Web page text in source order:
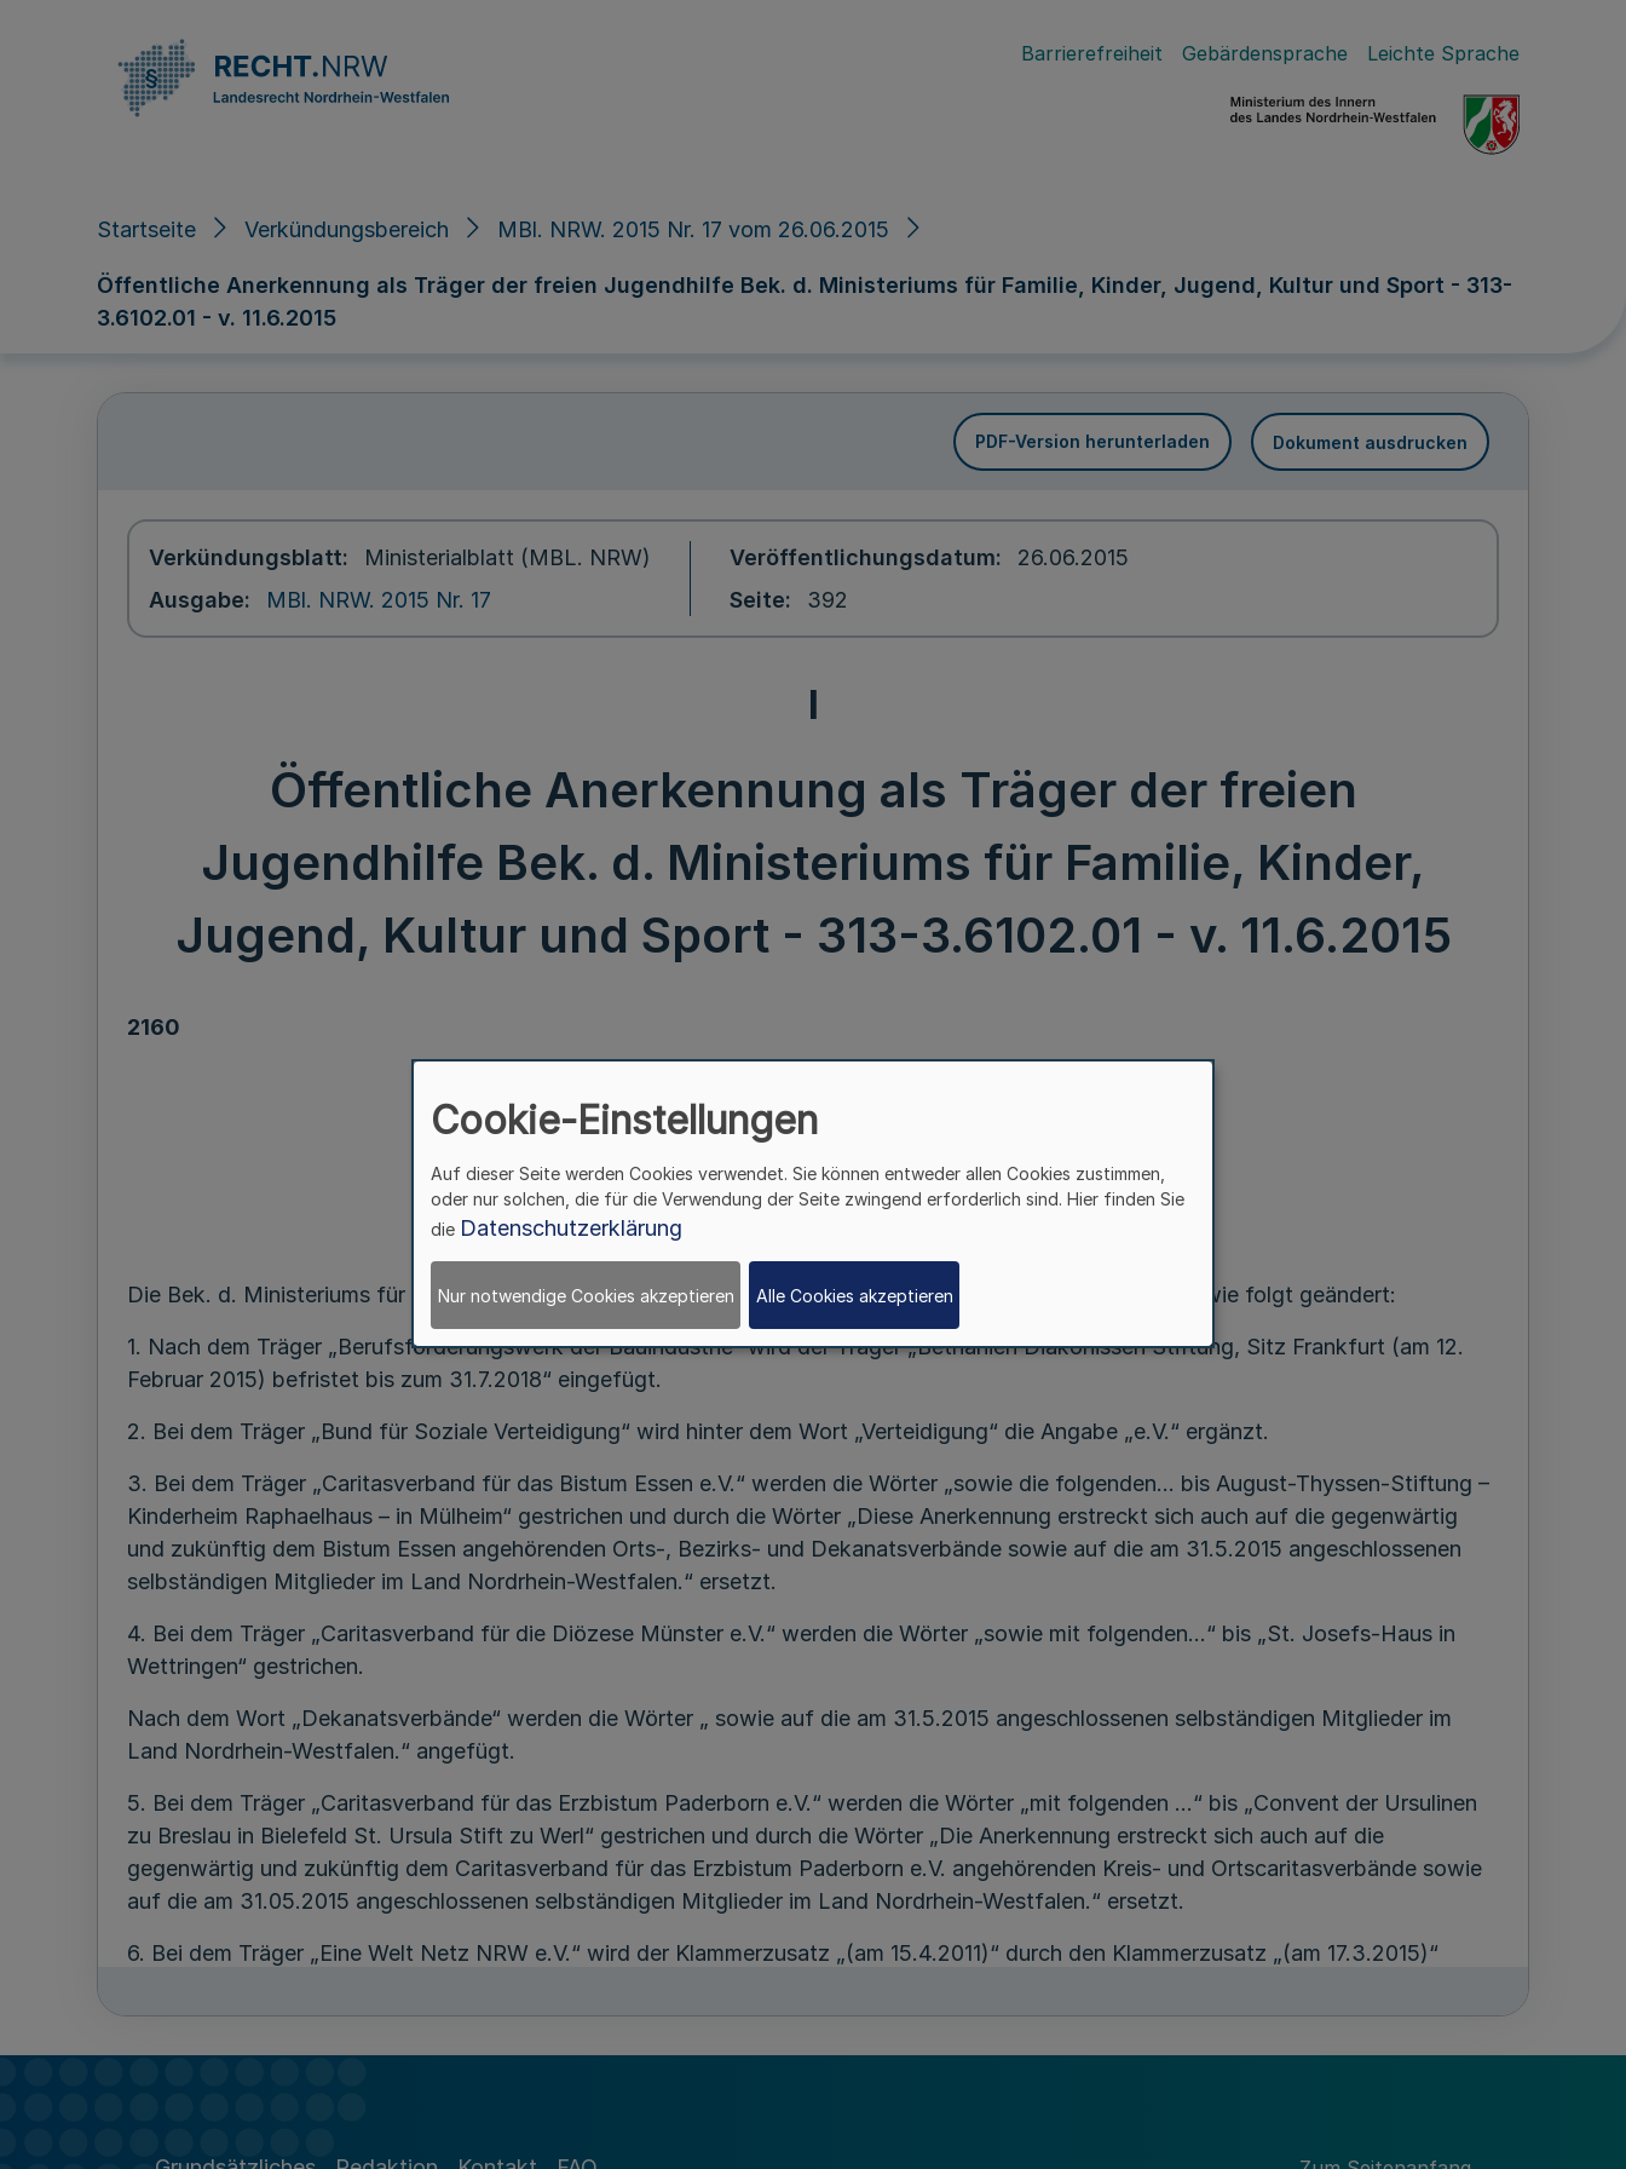
Barrierefreiheit Gebärdensprache Leichte Sprache
Startseite Verkündungsbereich MBl. NRW. 2015 Nr. 17 vom 26.06.2015
Öffentliche Anerkennung als Träger der freien Jugendhilfe Bek. d. Ministeriums für Familie, Kinder, Jugend, Kultur und Sport - 313-
3.6102.01 - v. 11.6.2015
PDF-Version herunterladen Dokument ausdrucken
Verkündungsblatt
Ministerialblatt (MBL. NRW)
Ausgabe
MBl. NRW. 2015 Nr. 17
Veröffentlichungsdatum
26.06.2015
Seite
392
I
Öffentliche Anerkennung als Träger der freien
Jugendhilfe Bek. d. Ministeriums für Familie, Kinder,
Jugend, Kultur und Sport - 313-3.6102.01 - v. 11.6.2015
2160
als Träger der freien Jugendhilfe
Bek. d. Ministeriums für Familie, Kinder, Jugend,
Kultur und Sport - 313-3.6102.01 -
Die Bek. d. Ministeriums für Familie, Kinder, Jugend, Kultur und Sport v. 28.5.1990 (SMBl. NRW. 2160) wird wie folgt geändert:
1. Nach dem Träger „Berufsförderungswerk der Bauindustrie“ wird der Träger „Bethanien Diakonissen Stiftung, Sitz Frankfurt (am 12.
Februar 2015) befristet bis zum 31.7.2018“ eingefügt.
2. Bei dem Träger „Bund für Soziale Verteidigung“ wird hinter dem Wort „Verteidigung“ die Angabe „e.V.“ ergänzt.
3. Bei dem Träger „Caritasverband für das Bistum Essen e.V.“ werden die Wörter „sowie die folgenden… bis August-Thyssen-Stiftung –
Kinderheim Raphaelhaus – in Mülheim“ gestrichen und durch die Wörter „Diese Anerkennung erstreckt sich auch auf die gegenwärtig
und zukünftig dem Bistum Essen angehörenden Orts-, Bezirks- und Dekanatsverbände sowie auf die am 31.5.2015 angeschlossenen
selbständigen Mitglieder im Land Nordrhein-Westfalen.“ ersetzt.
4. Bei dem Träger „Caritasverband für die Diözese Münster e.V.“ werden die Wörter „sowie mit folgenden…“ bis „St. Josefs-Haus in
Wettringen“ gestrichen.
Nach dem Wort „Dekanatsverbände“ werden die Wörter „ sowie auf die am 31.5.2015 angeschlossenen selbständigen Mitglieder im
Land Nordrhein-Westfalen.“ angefügt.
5. Bei dem Träger „Caritasverband für das Erzbistum Paderborn e.V.“ werden die Wörter „mit folgenden …“ bis „Convent der Ursulinen
zu Breslau in Bielefeld St. Ursula Stift zu Werl“ gestrichen und durch die Wörter „Die Anerkennung erstreckt sich auch auf die
gegenwärtig und zukünftig dem Caritasverband für das Erzbistum Paderborn e.V. angehörenden Kreis- und Ortscaritasverbände sowie
auf die am 31.05.2015 angeschlossenen selbständigen Mitglieder im Land Nordrhein-Westfalen.“ ersetzt.
6. Bei dem Träger „Eine Welt Netz NRW e.V.“ wird der Klammerzusatz „(am 15.4.2011)“ durch den Klammerzusatz „(am 17.3.2015)“
Angabe „NRW“ ersetzt.
Cookie-Einstellungen
Auf dieser Seite werden Cookies verwendet. Sie können entweder allen Cookies zustimmen,
oder nur solchen, die für die Verwendung der Seite zwingend erforderlich sind. Hier finden Sie
die Datenschutzerklärung
Nur notwendige Cookies akzeptieren Alle Cookies akzeptieren